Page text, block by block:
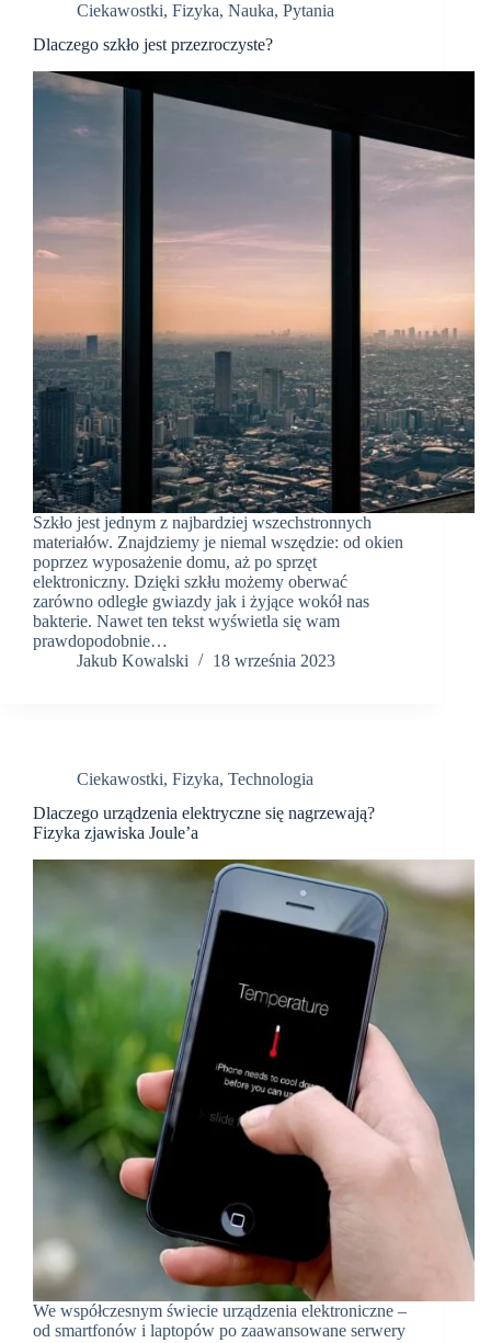
Ciekawostki, Fizyka, Nauka, Pytania
Dlaczego szkło jest przezroczyste?
Szkło jest jednym z najbardziej wszechstronnych
materiałów. Znajdziemy je niemal wszędzie: od okien
poprzez wyposażenie domu, aż po sprzęt
elektroniczny. Dzięki szkłu możemy oberwać
zarówno odległe gwiazdy jak i żyjące wokół nas
bakterie. Nawet ten tekst wyświetla się wam
prawdopodobnie…
Jakub Kowalski
18 września 2023
Ciekawostki, Fizyka, Technologia
Dlaczego urządzenia elektryczne się nagrzewają?
Fizyka zjawiska Joule’a
We współczesnym świecie urządzenia elektroniczne –
od smartfonów i laptopów po zaawansowane serwery